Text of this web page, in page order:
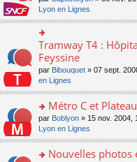
nt
pl
ré
e
nt
o
n
lu
le
pl
u
s
ré
c
e
nt
a
e
o
n
lu
le
pl
s
ré
c
e
nt
le
m
e
s
a
e
n
lu
le
pl
s
s
le
m
e
s
s
a
e
n
o
n
lu
Lyon en Lignes
o
n
ult
le
m
e
s
s
g
Tramway T4 :
Feyssine
par Bibouquet » 07 sept.
en Lignes
o
s
er
Métro C et
par Boblyon » 15 nov. 2004,
Lyon en Lignes
Nouvelles photos